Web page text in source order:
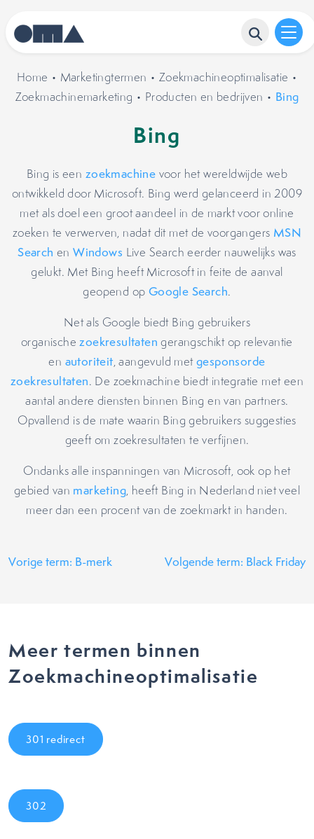
Home • Marketingtermen • Zoekmachineoptimalisatie •
Zoekmachinemarketing • Producten en bedrijven • Bing
Bing
Bing is een zoekmachine voor het wereldwijde web
ontwikkeld door Microsoft. Bing werd gelanceerd in 2009
met als doel een groot aandeel in de markt voor online
zoeken te verwerven, nadat dit met de voorgangers MSN
Search enWindows Live Search eerder nauwelijks was
gelukt. Met Bing heeft Microsoft in feite de aanval
geopend op Google Search.
Net als Google biedt Bing gebruikers
organischezoekresultaten gerangschikt op relevantie
en autoriteit, aangevuld metgesponsorde
zoekresultaten. De zoekmachine biedt integratie met een
aantal andere diensten binnen Bing en van partners.
Opvallend is de mate waarin Bing gebruikers suggesties
geeft om zoekresultaten te verfijnen.
Ondanks alle inspanningen van Microsoft, ook op het
gebied van marketing, heeft Bing in Nederland niet veel
meer dan een procent van de zoekmarkt in handen.
Vorige term: B-merk Volgende term: Black Friday
Meer termen binnen
Zoekmachineoptimalisatie
301 redirect
302